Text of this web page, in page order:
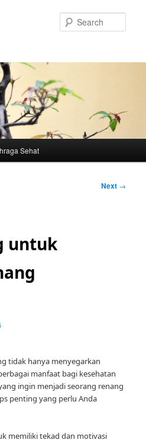
Sehat
Next →
untuk
tidak hanya menyegarkan
manfaat bagi kesehatan
ingin menjadi seorang renang
penting yang perlu Anda
memiliki tekad dan motivasi